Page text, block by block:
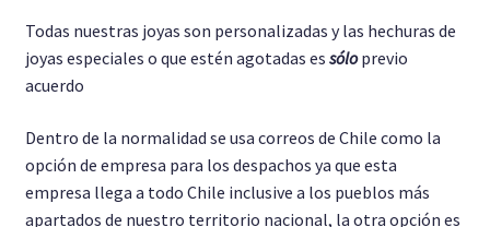
Todas nuestras joyas son personalizadas y las hechuras de
joyas especiales o que estén agotadas es sóloprevio
acuerdo
Dentro de la normalidad se usa correos de Chile como la
opción de empresa para los despachos ya que esta
empresa llega a todo Chile inclusive a los pueblos más
apartados de nuestro territorio nacional, la otra opción es